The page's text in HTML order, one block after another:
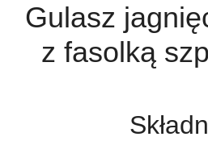
Gulasz
z fasolką